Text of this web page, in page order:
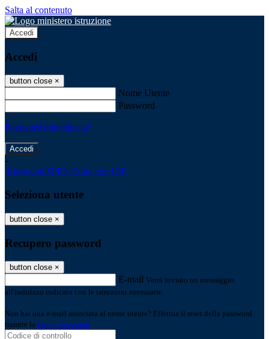
Salta al contenuto
Accedi
Accedi
button close ×
Nome Utente
Password
Password dimenticata?
-
Entra con SPID Entra con CIE
Seleziona utente
button close ×
Recupero password
button close ×
E-mail Verrà inviato un messaggio
all'indirizzo indicato con le istruzioni necessarie.
Non hai una e-mail associata al nome utente? Effettua il reset della password
tramite la Login Spaggiari